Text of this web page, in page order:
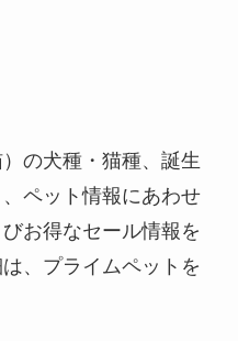
の犬種・猫種、誕生
ペット情報にあわせ
お得なセール情報を
、プライムペットを